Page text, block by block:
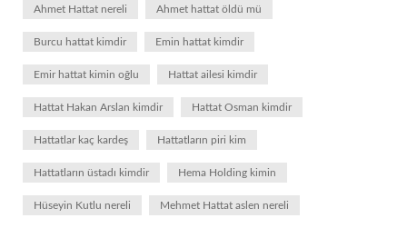
Ahmet Hattat nereli Ahmet hattat öldü mü
Burcu hattat kimdir Emin hattat kimdir
Emir hattat kimin oğlu Hattat ailesi kimdir
Hattat Hakan Arslan kimdir Hattat Osman kimdir
Hattatlar kaç kardeş Hattatların piri kim
Hattatların üstadı kimdir Hema Holding kimin
Hüseyin Kutlu nereli Mehmet Hattat aslen nereli